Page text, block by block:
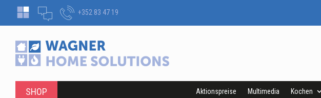
+352 83 47 19
SHOP Aktionspreise Multimedia Kochen